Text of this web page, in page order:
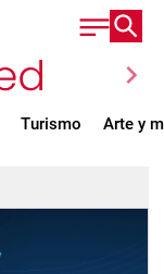
chevron_right
Turismo Arte y